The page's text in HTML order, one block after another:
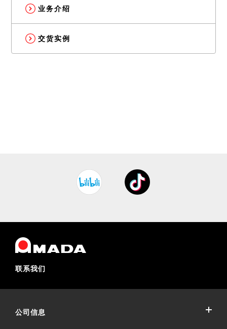
业务介绍
交货实例
联系我们
公司信息